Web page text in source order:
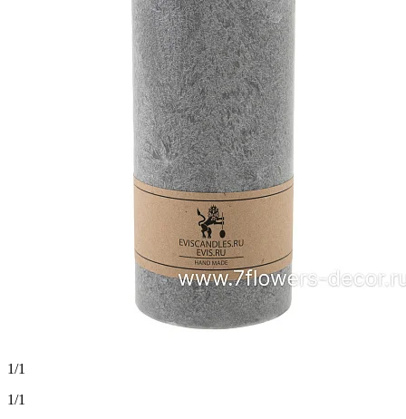
1/1
1/1